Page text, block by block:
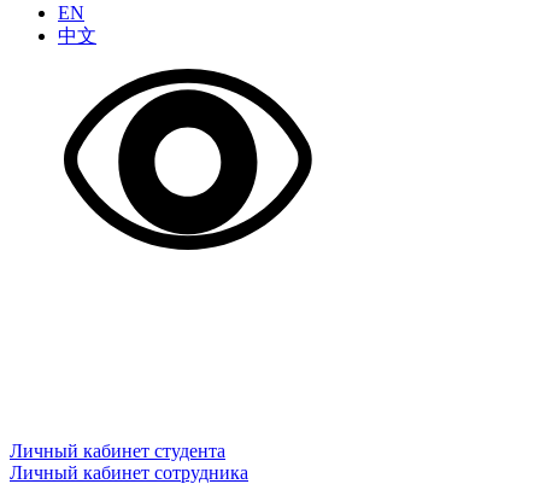
EN
中文
Личный кабинет студента
Личный кабинет сотрудника